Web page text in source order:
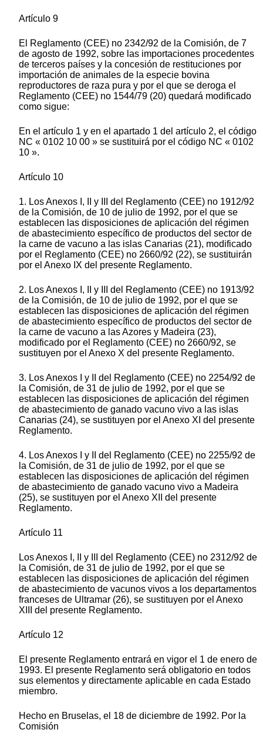
Artículo 9
El Reglamento (CEE) no 2342/92 de la Comisión, de 7
de agosto de 1992, sobre las importaciones procedentes
de terceros países y la concesión de restituciones por
importación de animales de la especie bovina
reproductores de raza pura y por el que se deroga el
Reglamento (CEE) no 1544/79 (20) quedará modificado
como sigue:
En el artículo 1 y en el apartado 1 del artículo 2, el código
NC « 0102 10 00 » se sustituirá por el código NC « 0102
10 ».
Artículo 10
1. Los Anexos I, II y III del Reglamento (CEE) no 1912/92
de la Comisión, de 10 de julio de 1992, por el que se
establecen las disposiciones de aplicación del régimen
de abastecimiento específico de productos del sector de
la carne de vacuno a las islas Canarias (21), modificado
por el Reglamento (CEE) no 2660/92 (22), se sustituirán
por el Anexo IX del presente Reglamento.
2. Los Anexos I, II y III del Reglamento (CEE) no 1913/92
de la Comisión, de 10 de julio de 1992, por el que se
establecen las disposiciones de aplicación del régimen
de abastecimiento específico de productos del sector de
la carne de vacuno a las Azores y Madeira (23),
modificado por el Reglamento (CEE) no 2660/92, se
sustituyen por el Anexo X del presente Reglamento.
3. Los Anexos I y II del Reglamento (CEE) no 2254/92 de
la Comisión, de 31 de julio de 1992, por el que se
establecen las disposiciones de aplicación del régimen
de abastecimiento de ganado vacuno vivo a las islas
Canarias (24), se sustituyen por el Anexo XI del presente
Reglamento.
4. Los Anexos I y II del Reglamento (CEE) no 2255/92 de
la Comisión, de 31 de julio de 1992, por el que se
establecen las disposiciones de aplicación del régimen
de abastecimiento de ganado vacuno vivo a Madeira
(25), se sustituyen por el Anexo XII del presente
Reglamento.
Artículo 11
Los Anexos I, II y III del Reglamento (CEE) no 2312/92 de
la Comisión, de 31 de julio de 1992, por el que se
establecen las disposiciones de aplicación del régimen
de abastecimiento de vacunos vivos a los departamentos
franceses de Ultramar (26), se sustituyen por el Anexo
XIII del presente Reglamento.
Artículo 12
El presente Reglamento entrará en vigor el 1 de enero de
1993. El presente Reglamento será obligatorio en todos
sus elementos y directamente aplicable en cada Estado
miembro.
Hecho en Bruselas, el 18 de diciembre de 1992. Por la
Comisión